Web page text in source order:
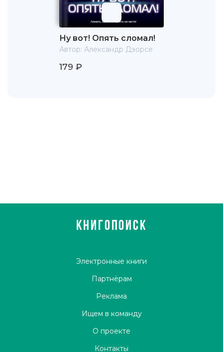
Ну вот! Опять сломал!
Автор: Александр Дэорсе
179 ₽
КНИГОПОИСК
Электронные книги
Партнёрам
Реклама
Ищем в команду
О проекте
Контакты